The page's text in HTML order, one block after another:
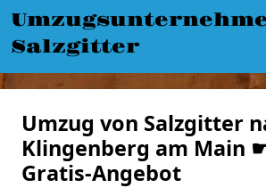
Salzgitter
Umzug von Salzgitter
Klingenberg am Main
Gratis-Angebot